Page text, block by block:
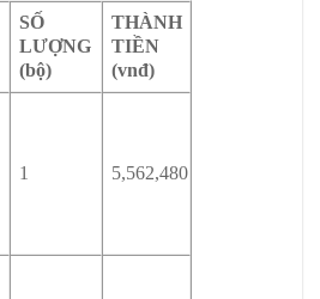
SỐ
LƯỢNG
(bộ)
THÀNH
TIỀN
(vnđ)
1 5,562,480